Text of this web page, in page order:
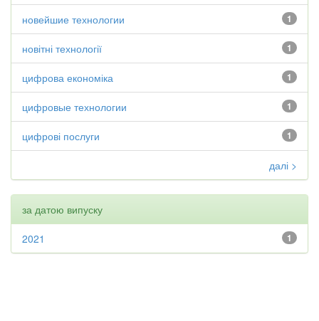
1
новейшие технологии
1
новітні технології
1
цифрова економіка
1
цифровые технологии
1
цифрові послуги
далі >
за датою випуску
1
2021